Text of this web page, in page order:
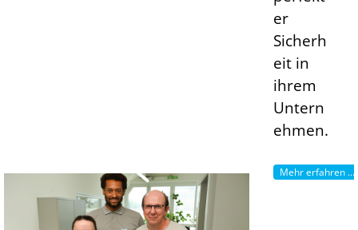
er
Sicherh
eit in
ihrem
Untern
ehmen.
Mehr erfahren ...